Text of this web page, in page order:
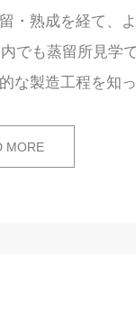
・熟成を経て、
でも蒸留所見学
な製造工程を知
MORE